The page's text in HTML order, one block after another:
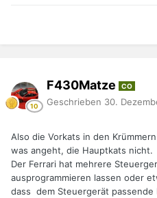
F430Matze CO
Geschrieben 30.
Also die Vorkats in den
was angeht, die Hauptkats nicht.
Der Ferrari hat mehrere
ausprogrammieren lassen oder
dass dem Steuergerät passende